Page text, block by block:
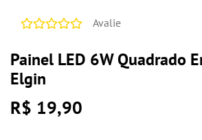
Avalie
Painel LED 6W Quadrado
Elgin
R$ 19,90